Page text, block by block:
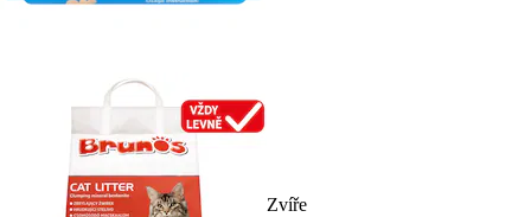
Zvíře